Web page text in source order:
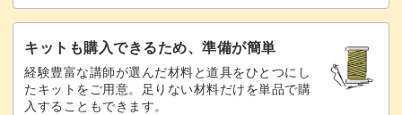
キットも購入できるため、準備が簡単
経験豊富な講師が選んだ材料と道具をひとつにし
たキットをご用意。足りない材料だけを単品で購
入することもできます。